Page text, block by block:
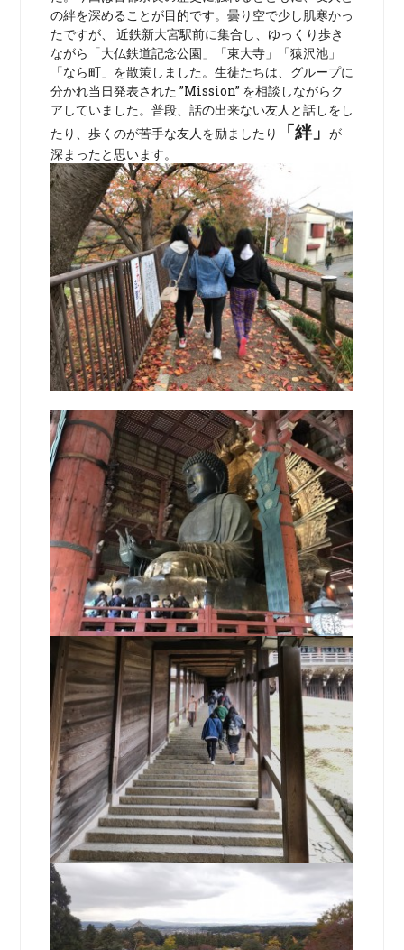
の絆を深めることが目的です。曇り空で少し肌寒かっ
たですが、 近鉄新大宮駅前に集合し、ゆっくり歩き
ながら「大仏鉄道記念公園」「東大寺」「猿沢池」
「なら町」を散策しました。生徒たちは、グループに
分かれ当日発表された ”Mission” を相談しながらク
アしていました。普段、話の出来ない友人と話しをし
たり、歩くのが苦手な友人を励ましたり
「絆」 が
深まったと思います。